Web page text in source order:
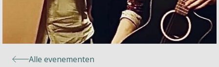
Parken
Le Perron
Alle evenementen